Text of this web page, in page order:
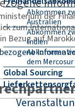
Abkommen
Australien
Abkommen
Indien
Abkommen
dem Mercosur
Global Sourcing
der
zum
Bezug auf